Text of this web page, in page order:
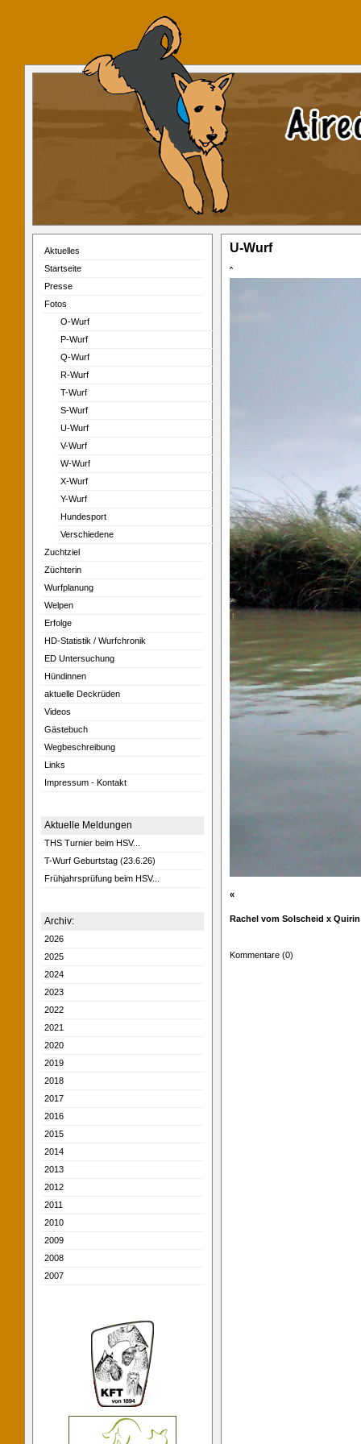
Aktuelles
Startseite
Presse
Fotos
O-Wurf
P-Wurf
Q-Wurf
R-Wurf
T-Wurf
S-Wurf
U-Wurf
V-Wurf
W-Wurf
X-Wurf
Y-Wurf
Hundesport
Verschiedene
Zuchtziel
Züchterin
Wurfplanung
Welpen
Erfolge
HD-Statistik / Wurfchronik
ED Untersuchung
Hündinnen
aktuelle Deckrüden
Videos
Gästebuch
Wegbeschreibung
Links
Impressum - Kontakt
Aktuelle Meldungen
THS Turnier beim HSV...
T-Wurf Geburtstag (23.6.26)
Frühjahrsprüfung beim HSV...
Archiv:
2026
2025
2024
2023
2022
2021
2020
2019
2018
2017
2016
2015
2014
2013
2012
2011
2010
2009
2008
2007
U-Wurf
ˆ
«
Rachel vom Solscheid x
Kommentare (0)